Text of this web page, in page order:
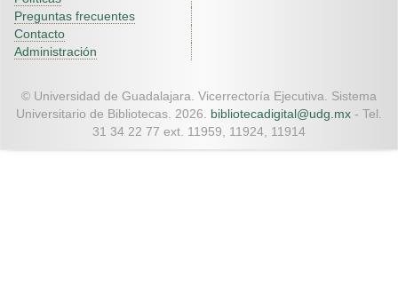
Preguntas frecuentes
Contacto
Administración
© Universidad de Guadalajara. Vicerrectoría Ejecutiva. Sistema
Universitario de Bibliotecas. 2026. bibliotecadigital@udg.mx - Tel.
31 34 22 77 ext. 11959, 11924, 11914